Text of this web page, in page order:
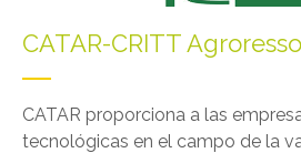
CATAR-CRITT
CATAR proporciona a las
tecnológicas en el campo de la